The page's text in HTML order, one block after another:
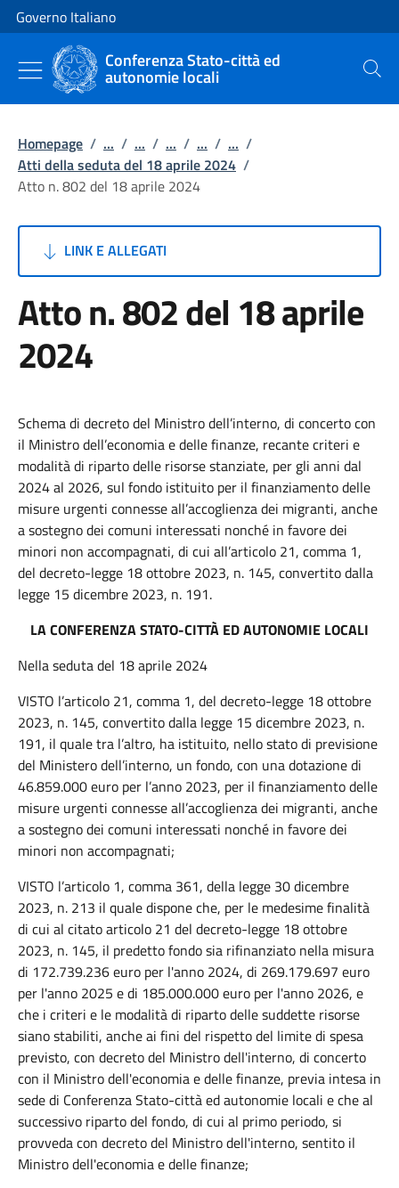
Vai al contenuto
Vai alla navigazione del sito
Governo Italiano
Conferenza Stato-città ed
autonomie locali Cerca
Homepage / ... / ... / ... / ... / ... /
Atti della seduta del 18 aprile 2024 /
Atto n. 802 del 18 aprile 2024
LINK E ALLEGATI
Atto n. 802 del 18 aprile
2024
Schema di decreto del Ministro dell’interno, di concerto con
il Ministro dell’economia e delle finanze, recante criteri e
modalità di riparto delle risorse stanziate, per gli anni dal
2024 al 2026, sul fondo istituito per il finanziamento delle
misure urgenti connesse all’accoglienza dei migranti, anche
a sostegno dei comuni interessati nonché in favore dei
minori non accompagnati, di cui all’articolo 21, comma 1,
del decreto-legge 18 ottobre 2023, n. 145, convertito dalla
legge 15 dicembre 2023, n. 191.
LA CONFERENZA STATO-CITTÀ ED AUTONOMIE LOCALI
Nella seduta del 18 aprile 2024
VISTO l’articolo 21, comma 1, del decreto-legge 18 ottobre
2023, n. 145, convertito dalla legge 15 dicembre 2023, n.
191, il quale tra l’altro, ha istituito, nello stato di previsione
del Ministero dell’interno, un fondo, con una dotazione di
46.859.000 euro per l’anno 2023, per il finanziamento delle
misure urgenti connesse all’accoglienza dei migranti, anche
a sostegno dei comuni interessati nonché in favore dei
minori non accompagnati;
VISTO l’articolo 1, comma 361, della legge 30 dicembre
2023, n. 213 il quale dispone che, per le medesime finalità
di cui al citato articolo 21 del decreto-legge 18 ottobre
2023, n. 145, il predetto fondo sia rifinanziato nella misura
di 172.739.236 euro per l'anno 2024, di 269.179.697 euro
per l'anno 2025 e di 185.000.000 euro per l'anno 2026, e
che i criteri e le modalità di riparto delle suddette risorse
siano stabiliti, anche ai fini del rispetto del limite di spesa
previsto, con decreto del Ministro dell'interno, di concerto
con il Ministro dell'economia e delle finanze, previa intesa in
sede di Conferenza Stato-città ed autonomie locali e che al
successivo riparto del fondo, di cui al primo periodo, si
provveda con decreto del Ministro dell'interno, sentito il
Ministro dell'economia e delle finanze;